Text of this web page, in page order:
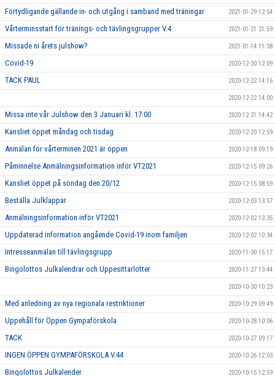
Förtydligande gällande in- och utgång i samband med träningar 2021-01-29 12:54
Vårterminsstart för tränings- och tävlingsgrupper V.4 2021-01-21 21:59
Missade ni årets julshow? 2021-01-14 11:38
Covid-19 2020-12-30 12:09
TACK PAUL 2020-12-22 14:16
2020-12-22 14:00
Missa inte vår Julshow den 3 Januari kl. 17:00 2020-12-21 14:42
Kansliet öppet måndag och tisdag 2020-12-20 12:59
Anmälan för vårterminen 2021 är öppen 2020-12-18 09:19
Påminnelse Anmälningsinformation inför VT2021 2020-12-15 09:26
Kansliet öppet på söndag den 20/12 2020-12-15 08:59
Beställa Julklappar 2020-12-03 13:57
Anmälningsinformation inför VT2021 2020-12-02 13:35
Uppdaterad information angående Covid-19 inom familjen 2020-12-02 10:34
Intresseanmälan till tävlingsgrupp 2020-11-30 15:17
Bingolottos Julkalendrar och Uppesittarlotter 2020-11-27 13:44
2020-10-30 10:23
Med anledning av nya regionala restriktioner 2020-10-29 09:49
Uppehåll för Öppen Gympaförskola 2020-10-28 10:06
TACK 2020-10-27 09:17
INGEN ÖPPEN GYMPAFÖRSKOLA V.44 2020-10-26 12:03
Bingolottos Julkalender 2020-10-15 12:59